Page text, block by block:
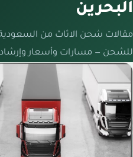
البحرين
مقالات شحن الاثاث من السعودية
للشحن — مسارات وأسعار